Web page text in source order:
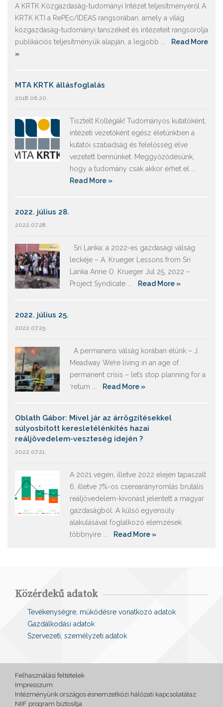
A KRTK Közgazdaság-tudományi Intézet teljesítményéről A
KRTK KTI a RePEc/IDEAS rangsorában, amely a világ
közgazdaság-tudományi tanszékeit és intézeteit rangsorolja
publikációs teljesítményük alapján, a legjobb ...
Read More
»
MTA KRTK állásfoglalás
2018.06.20.
Tisztelt Kollégák! Tudományos kutatóként,
intézeti vezetőként egész életünkben a
kutatói szabadság és felelősség elve
vezetett bennünket. Meggyőződésünk,
hogy a tudomány csak akkor érhet el ...
Read More »
2022. július 28.
2022.07.28.
Srí Lanka: a 2022-es gazdasági válság
leckéje – A. Krueger Lessons from Sri
Lanka Anne O. Krueger Jul 25, 2022 –
Project Syndicate ...
Read More »
2022. július 25.
2022.07.25.
A permanens válság korában élünk – J.
Meadway We’re living in an age of
permanent crisis – let’s stop planning for a
‘return ...
Read More »
Oblath Gábor: Mivel jár az árrögzítésekkel
súlyosbított keresletélénkítés hazai
reáljövedelem-veszteség idején ?
2022.07.21.
A 2021 végén, illetve 2022 elején tapaszalt
6, illetve 7%-os cserearányromlás brutális
reáljövedelem-kivonást jelentett a magyar
gazdaságból. A külső egyensúly
alakulásával foglalkozó elemzések
többnyire ...
Read More »
Közérdekű adatok
Tevékenységre, működésre vonatkozó adatok
Gazdálkodási adatok
Szervezeti, személyzeti adatok
Felhasználási feltételek
Impresszum
Intézményünk országos ésnemzetközi hálózati kapcsolatátaz
NIIF program biztosítja